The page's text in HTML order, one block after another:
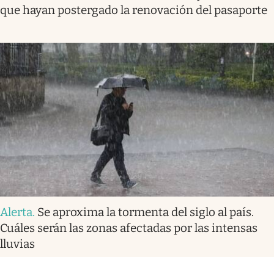
que hayan postergado la renovación del pasaporte
Alerta. Se aproxima la tormenta del siglo al país.
Cuáles serán las zonas afectadas por las intensas
lluvias